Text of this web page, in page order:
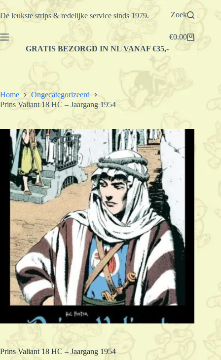
Ga
naar
De leukste strips & redelijke service sinds 1979. Zoek
Winkelwagen
€0.00
GRATIS BEZORGD IN NL VANAF €35,-
Home
Ongecategorizeerd
Prins Valiant 18 HC – Jaargang 1954
Prins Valiant 18 HC – Jaargang 1954